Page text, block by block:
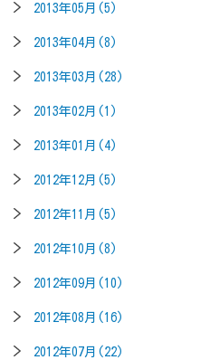
2013年05月(5)
2013年04月(8)
2013年03月(28)
2013年02月(1)
2013年01月(4)
2012年12月(5)
2012年11月(5)
2012年10月(8)
2012年09月(10)
2012年08月(16)
2012年07月(22)